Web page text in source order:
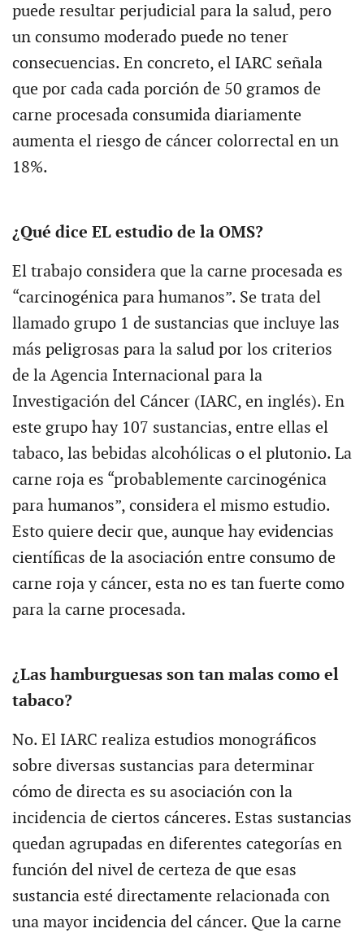
puede resultar perjudicial para la salud, pero
un consumo moderado puede no tener
consecuencias. En concreto, el IARC señala
que por cada cada porción de 50 gramos de
carne procesada consumida diariamente
aumenta el riesgo de cáncer colorrectal en un
18%.
¿Qué dice EL estudio de la OMS?
El trabajo considera que la carne procesada es
“carcinogénica para humanos”. Se trata del
llamado grupo 1 de sustancias que incluye las
más peligrosas para la salud por los criterios
de la Agencia Internacional para la
Investigación del Cáncer (IARC, en inglés). En
este grupo hay 107 sustancias, entre ellas el
tabaco, las bebidas alcohólicas o el plutonio. La
carne roja es “probablemente carcinogénica
para humanos”, considera el mismo estudio.
Esto quiere decir que, aunque hay evidencias
científicas de la asociación entre consumo de
carne roja y cáncer, esta no es tan fuerte como
para la carne procesada.
¿Las hamburguesas son tan malas como el
tabaco?
No. El IARC realiza estudios monográficos
sobre diversas sustancias para determinar
cómo de directa es su asociación con la
incidencia de ciertos cánceres. Estas sustancias
quedan agrupadas en diferentes categorías en
función del nivel de certeza de que esas
sustancia esté directamente relacionada con
una mayor incidencia del cáncer. Que la carne